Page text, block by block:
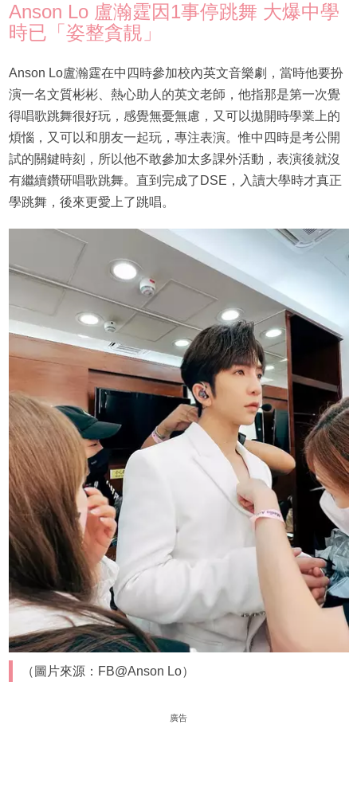
Anson Lo 盧瀚霆因1事停跳舞 大爆中學
時已「姿整貪靚」
Anson Lo盧瀚霆在中四時參加校內英文音樂劇，當時他要扮
演一名文質彬彬、熱心助人的英文老師，他指那是第一次覺
得唱歌跳舞很好玩，感覺無憂無慮，又可以拋開時學業上的
煩惱，又可以和朋友一起玩，專注表演。惟中四時是考公開
試的關鍵時刻，所以他不敢參加太多課外活動，表演後就沒
有繼續鑽研唱歌跳舞。直到完成了DSE，入讀大學時才真正
學跳舞，後來更愛上了跳唱。
（圖片來源：FB@Anson Lo）
廣告